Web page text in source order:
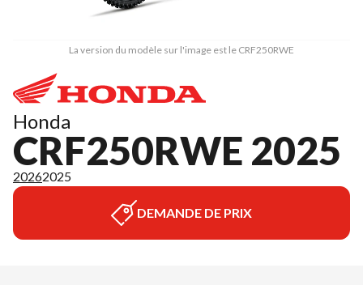
La version du modèle sur l'image est le CRF250RWE
Honda
CRF250RWE 2025
20262025
DEMANDE DE PRIX